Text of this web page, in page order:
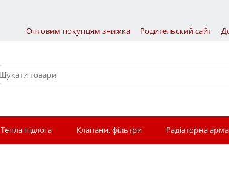
Оптовим покупцям знижка
Родительский сайт
Тепла підлога Клапани, фільтри Радіаторна